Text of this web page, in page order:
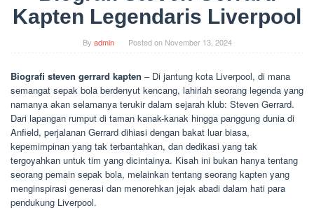
Kapten Legendaris Liverpool
By admin Posted on November 13, 2024
Biografi steven gerrard kapten – Di jantung kota Liverpool, di mana
semangat sepak bola berdenyut kencang, lahirlah seorang legenda yang
namanya akan selamanya terukir dalam sejarah klub: Steven Gerrard.
Dari lapangan rumput di taman kanak-kanak hingga panggung dunia di
Anfield, perjalanan Gerrard dihiasi dengan bakat luar biasa,
kepemimpinan yang tak terbantahkan, dan dedikasi yang tak
tergoyahkan untuk tim yang dicintainya. Kisah ini bukan hanya tentang
seorang pemain sepak bola, melainkan tentang seorang kapten yang
menginspirasi generasi dan menorehkan jejak abadi dalam hati para
pendukung Liverpool.